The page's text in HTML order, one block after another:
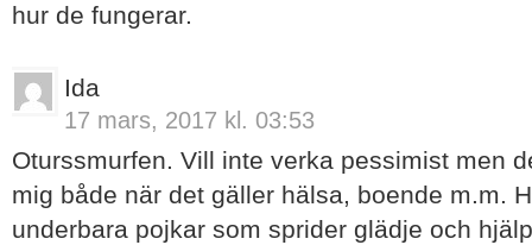
hur de fungerar.
Ida
17 mars, 2017 kl. 03:53
Oturssmurfen. Vill inte verka pessimist men
mig både när det gäller hälsa, boende m.m.
underbara pojkar som sprider glädje och